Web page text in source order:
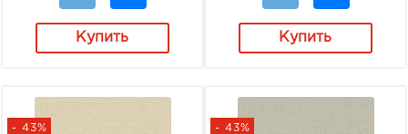
Купить Купить
- 43% - 43%